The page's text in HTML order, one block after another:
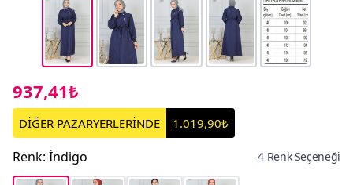
937,41₺
DİĞER PAZARYERLERİNDE 1.019,90₺
Renk: İndigo 4 Renk Seçeneği